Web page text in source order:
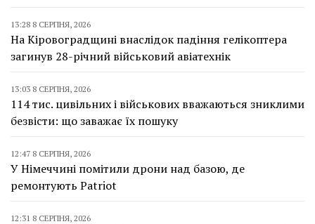
13:28 8 СЕРПНЯ, 2026
На Кіровоградщині внаслідок падіння гелікоптера
загинув 28-річний військовий авіатехнік
13:03 8 СЕРПНЯ, 2026
114 тис. цивільних і військових вважаються зниклими
безвісти: що заважає їх пошуку
12:47 8 СЕРПНЯ, 2026
У Німеччині помітили дрони над базою, де
ремонтують Patriot
12:31 8 СЕРПНЯ, 2026